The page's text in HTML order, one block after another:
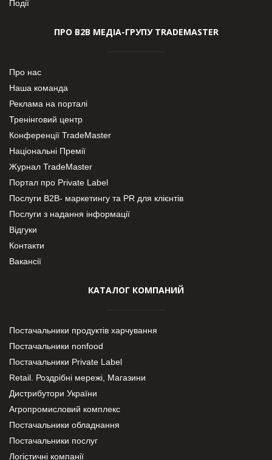
Події
ПРО В2В МЕДІА-ГРУПУ TRADEMASTER
Про нас
Наша команда
Реклама на порталі
Тренінговий центр
Конференції TradeMaster
Національні Премії
Журнал TradeMaster
Портал про Private Label
Послуги В2В- маркетингу та PR для клієнтів
Послуги з надання інформації
Відгуки
Контакти
Вакансії
КАТАЛОГ КОМПАНИЙ
Постачальники продуктів харчування
Постачальники nonfood
Постачальники Private Label
Retail. Роздрібні мережі, Магазини
Дистрибутори України
Агропромисловий комплекс
Постачальники обладнання
Постачальники послуг
Логістичні компанії